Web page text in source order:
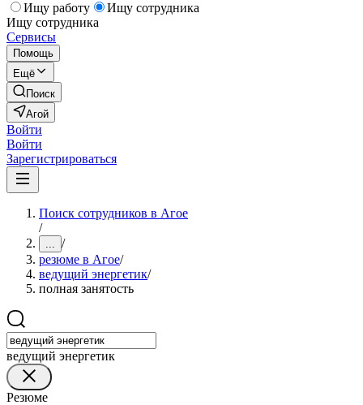
Ищу работу
Ищу сотрудника
Ищу сотрудника
Сервисы
Помощь
Ещё
Поиск
Агой
Войти
Войти
Зарегистрироваться
Поиск сотрудников в Агое
/
... /
резюме в Агое/
ведущий энергетик/
полная занятость
ведущий энергетик
Резюме